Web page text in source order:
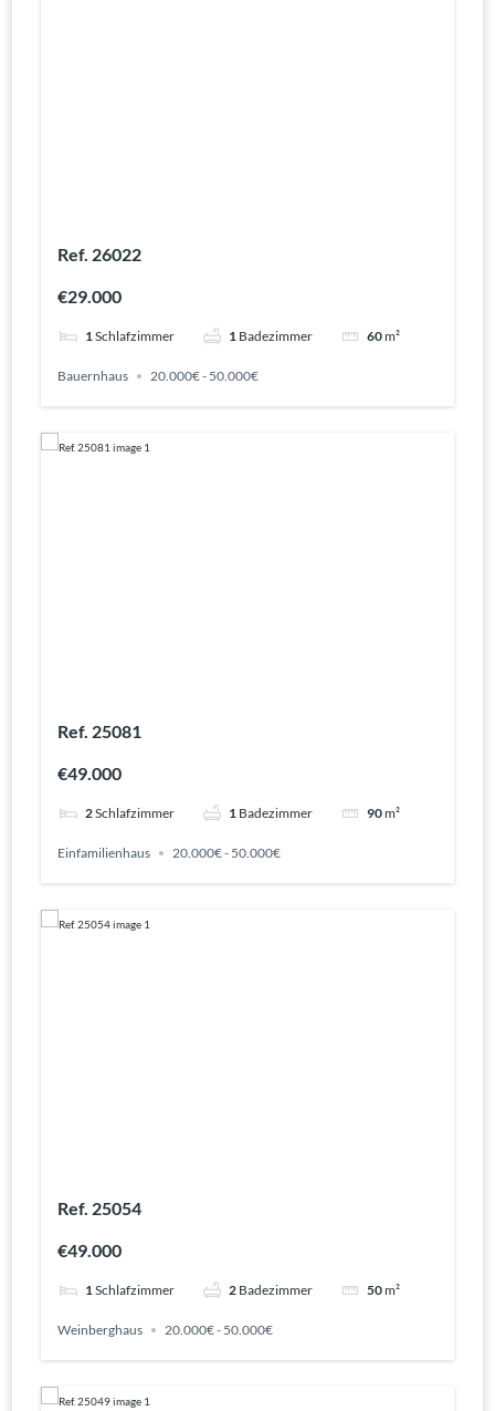
Ref. 26022
€29.000
1Schlafzimmer 1 Badezimmer 60m²
Bauernhaus 20.000€ - 50.000€
Ref. 25081
€49.000
2Schlafzimmer 1 Badezimmer 90m²
Einfamilienhaus 20.000€ - 50.000€
Ref. 25054
€49.000
1Schlafzimmer 2 Badezimmer 50m²
Weinberghaus 20.000€ - 50.000€